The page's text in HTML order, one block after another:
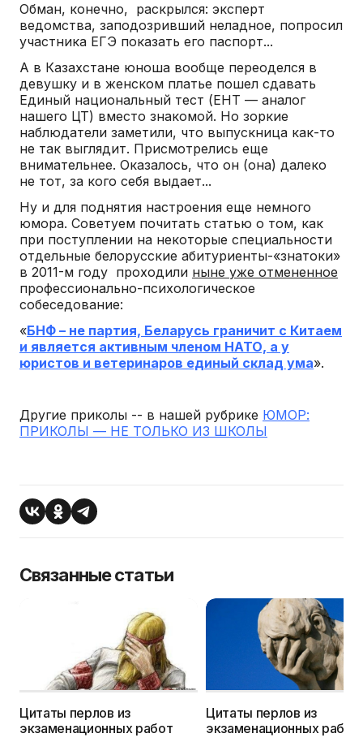
Обман, конечно, раскрылся: эксперт
ведомства, заподозривший неладное, попросил
участника ЕГЭ показать его паспорт...
А в Казахстане юноша вообще переоделся в
девушку и в женском платье пошел сдавать
Единый национальный тест (ЕНТ — аналог
нашего ЦТ) вместо знакомой. Но зоркие
наблюдатели заметили, что выпускница как-то
не так выглядит. Присмотрелись еще
внимательнее. Оказалось, что он (она) далеко
не тот, за кого себя выдает...
Ну и для поднятия настроения еще немного
юмора. Советуем почитать статью о том, как
при поступлении на некоторые специальности
отдельные белорусские абитуриенты-«знатоки»
в 2011-м году проходили ныне уже отмененное
профессионально-психологическое
собеседование:
«БНФ – не партия, Беларусь граничит с Китаем
и является активным членом НАТО, а у
юристов и ветеринаров единый склад ума».
Другие приколы -- в нашей рубрике ЮМОР:
ПРИКОЛЫ — НЕ ТОЛЬКО ИЗ ШКОЛЫ
Связанные статьи
Цитаты перлов из
экзаменационных работ
Цитаты перлов из
экзаменационных работ